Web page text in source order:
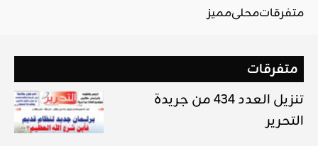
متفرقاتمحليمميز
متفرقات
تنزيل العدد 434 من جريدة
التحرير